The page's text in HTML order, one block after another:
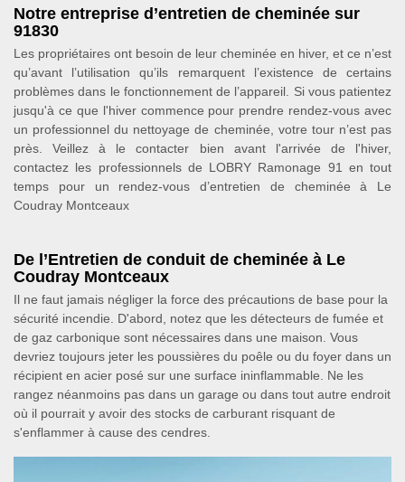
Notre entreprise d’entretien de cheminée sur
91830
Les propriétaires ont besoin de leur cheminée en hiver, et ce n’est
qu’avant l’utilisation qu’ils remarquent l’existence de certains
problèmes dans le fonctionnement de l’appareil. Si vous patientez
jusqu'à ce que l'hiver commence pour prendre rendez-vous avec
un professionnel du nettoyage de cheminée, votre tour n’est pas
près. Veillez à le contacter bien avant l'arrivée de l'hiver,
contactez les professionnels de LOBRY Ramonage 91 en tout
temps pour un rendez-vous d’entretien de cheminée à Le
Coudray Montceaux
De l’Entretien de conduit de cheminée à Le
Coudray Montceaux
Il ne faut jamais négliger la force des précautions de base pour la
sécurité incendie. D'abord, notez que les détecteurs de fumée et
de gaz carbonique sont nécessaires dans une maison. Vous
devriez toujours jeter les poussières du poêle ou du foyer dans un
récipient en acier posé sur une surface ininflammable. Ne les
rangez néanmoins pas dans un garage ou dans tout autre endroit
où il pourrait y avoir des stocks de carburant risquant de
s'enflammer à cause des cendres.